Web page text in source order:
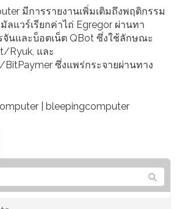
มีการรายงานเพิ่มเติมถึงพฤติกรรม
ลแวร์เรียกค่าไถ่ Egregor ผ่านทา
นและบ็อตเน็ต QBot ซึ่งใช้ลักษณะ
Ryuk, และ
BitPaymer ซึ่งแพร่กระจายผ่านทาง
| bleepingcomputer